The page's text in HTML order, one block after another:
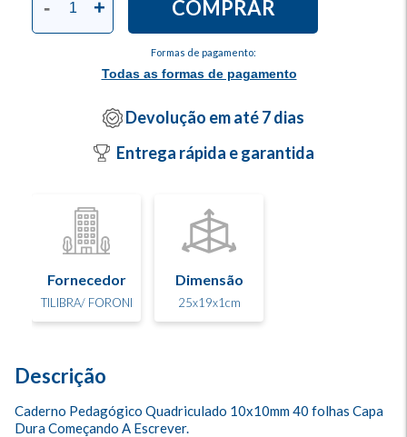
Formas de pagamento:
Todas as formas de pagamento
- + COMPRAR
Devolução em até 7 dias
Entrega rápida e garantida
Fornecedor
TILIBRA/ FORONI
Dimensão
25x19x1cm
Descrição
Caderno Pedagógico Quadriculado 10x10mm 40 folhas Capa
Dura Começando A Escrever.